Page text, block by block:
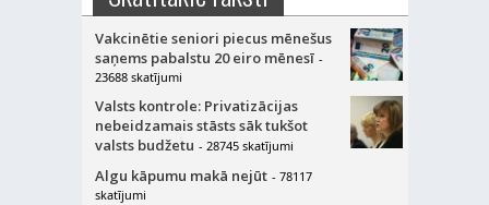
Vakcinētie seniori piecus mēnešus
saņems pabalstu 20 eiro mēnesī -
23688 skatījumi
Valsts kontrole: Privatizācijas
nebeidzamais stāsts sāk tukšot
valsts budžetu - 28745 skatījumi
Algu kāpumu makā nejūt - 78117
skatījumi